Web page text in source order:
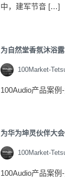
中，建军节音 […]
为自然堂香氛沐浴
100Market-
100Audio产品案
为华为坤灵伙伴大
100Market-
100Audio产品案